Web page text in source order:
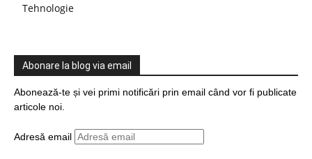
Tehnologie
Abonare la blog via email
Abonează-te și vei primi notificări prin email când vor fi publicate
articole noi.
Adresă email